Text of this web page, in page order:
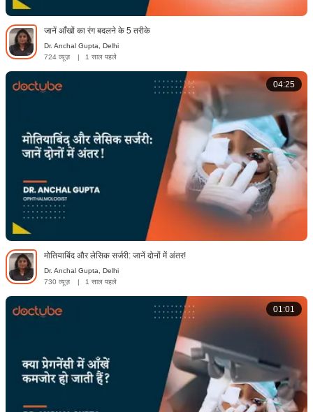
जानें आँखों का रंग बदलने के 5 तरीके
Dr. Anchal Gupta, Delhi
724 व्यूज़
1 साल पहले
04:25
मोतियाबिंद और लेसिक सर्जरी: जानें दोनों में अंतर!
Dr. Anchal Gupta, Delhi
730 व्यूज़
| 1 साल पहले
01:01